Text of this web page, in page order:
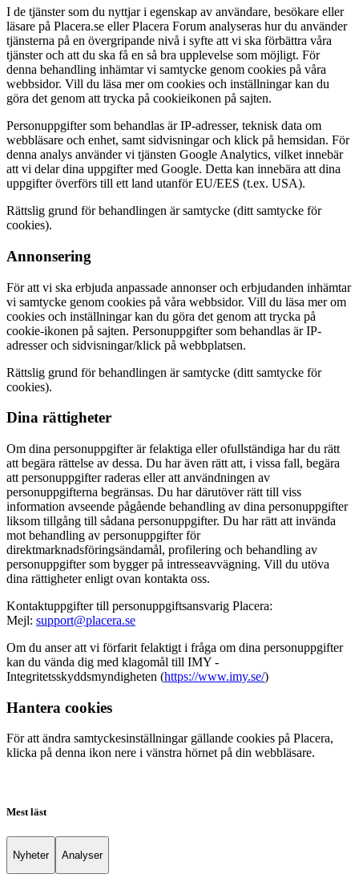
I de tjänster som du nyttjar i egenskap av användare, besökare eller
läsare på Placera.se eller Placera Forum analyseras hur du använder
tjänsterna på en övergripande nivå i syfte att vi ska förbättra våra
tjänster och att du ska få en så bra upplevelse som möjligt. För
denna behandling inhämtar vi samtycke genom cookies på våra
webbsidor. Vill du läsa mer om cookies och inställningar kan du
göra det genom att trycka på cookieikonen på sajten.
Personuppgifter som behandlas är IP-adresser, teknisk data om
webbläsare och enhet, samt sidvisningar och klick på hemsidan. För
denna analys använder vi tjänsten Google Analytics, vilket innebär
att vi delar dina uppgifter med Google. Detta kan innebära att dina
uppgifter överförs till ett land utanför EU/EES (t.ex. USA).
Rättslig grund för behandlingen är samtycke (ditt samtycke för
cookies).
Annonsering
För att vi ska erbjuda anpassade annonser och erbjudanden inhämtar
vi samtycke genom cookies på våra webbsidor. Vill du läsa mer om
cookies och inställningar kan du göra det genom att trycka på
cookie-ikonen på sajten. Personuppgifter som behandlas är IP-
adresser och sidvisningar/klick på webbplatsen.
Rättslig grund för behandlingen är samtycke (ditt samtycke för
cookies).
Dina rättigheter
Om dina personuppgifter är felaktiga eller ofullständiga har du rätt
att begära rättelse av dessa. Du har även rätt att, i vissa fall, begära
att personuppgifter raderas eller att användningen av
personuppgifterna begränsas. Du har därutöver rätt till viss
information avseende pågående behandling av dina personuppgifter
liksom tillgång till sådana personuppgifter. Du har rätt att invända
mot behandling av personuppgifter för
direktmarknadsföringsändamål, profilering och behandling av
personuppgifter som bygger på intresseavvägning. Vill du utöva
dina rättigheter enligt ovan kontakta oss.
Kontaktuppgifter till personuppgiftsansvarig Placera:
Mejl: support@placera.se
Om du anser att vi förfarit felaktigt i fråga om dina personuppgifter
kan du vända dig med klagomål till IMY -
Integritetsskyddsmyndigheten (https://www.imy.se/)
Hantera cookies
För att ändra samtyckesinställningar gällande cookies på Placera,
klicka på denna ikon nere i vänstra hörnet på din webbläsare.
Mest läst
Nyheter Analyser